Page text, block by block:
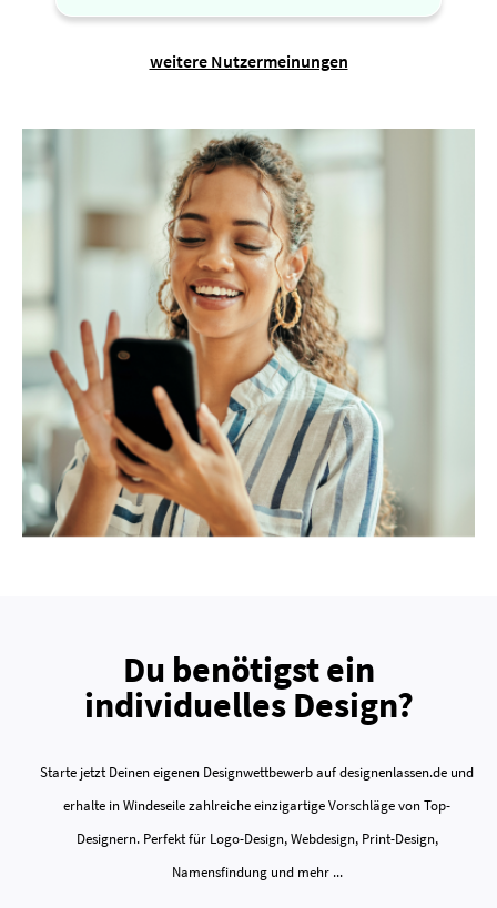
weitere Nutzermeinungen
Du benötigst ein
individuelles Design?
Starte jetzt Deinen eigenen Designwettbewerb auf designenlassen.de und
erhalte in Windeseile zahlreiche einzigartige Vorschläge von Top-
Designern. Perfekt für Logo-Design, Webdesign, Print-Design,
Namensfindung und mehr ...